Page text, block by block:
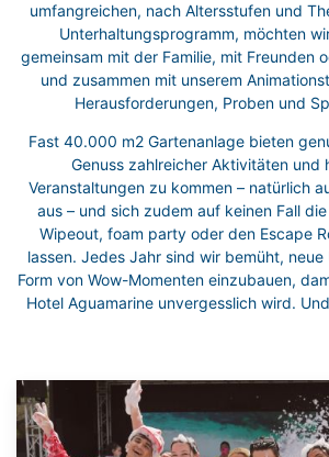
umfangreichen, nach Altersstufen und
Unterhaltungsprogramm, möchten
gemeinsam mit der Familie, mit Freunden
und zusammen mit unserem
Herausforderungen, Proben und
Fast 40.000 m2 Gartenanlage bieten
Genuss zahlreicher Aktivitäten und
Veranstaltungen zu kommen – natürlich
aus – und sich zudem auf keinen Fall
Wipeout, foam party oder den Escape
lassen. Jedes Jahr sind wir bemüht,
Form von Wow-Momenten einzubauen,
Hotel Aguamarine unvergesslich wird.